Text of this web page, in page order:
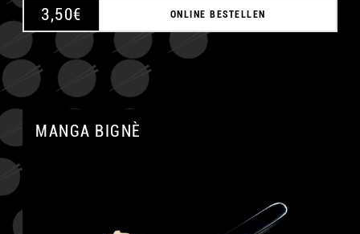
3,50€ ONLINE BESTELLEN
MANGA BIGNÈ